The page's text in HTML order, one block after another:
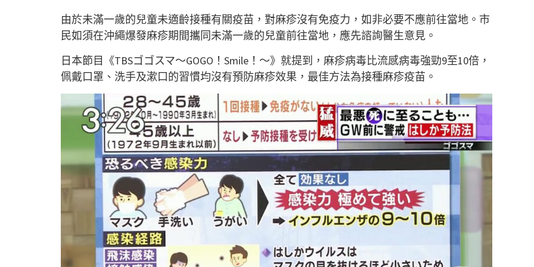
由於未滿一歲的兒童未適齡接種有關疫苗，對麻疹沒有免疫力，如非必要不應前往當地。市
民如須在沖繩爆發麻疹期間攜同未滿一歲的兒童前往當地，應先諮詢醫生意見。
日本節目《TBSゴゴスマ～GOGO！Smile！～》就提到，麻疹病毒比流感病毒強勁9至10倍，
佩戴口罩、洗手及漱口的習慣均沒有預防麻疹效果，最佳方法為接種麻疹疫苗。